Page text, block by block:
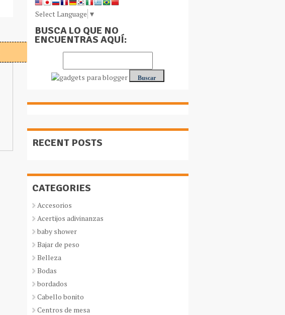
Select Language ▼
BUSCA LO QUE NO
ENCUENTRAS AQUÍ:
RECENT POSTS
CATEGORIES
Accesorios
Acertijos adivinanzas
baby shower
Bajar de peso
Belleza
Bodas
bordados
Cabello bonito
Centros de mesa